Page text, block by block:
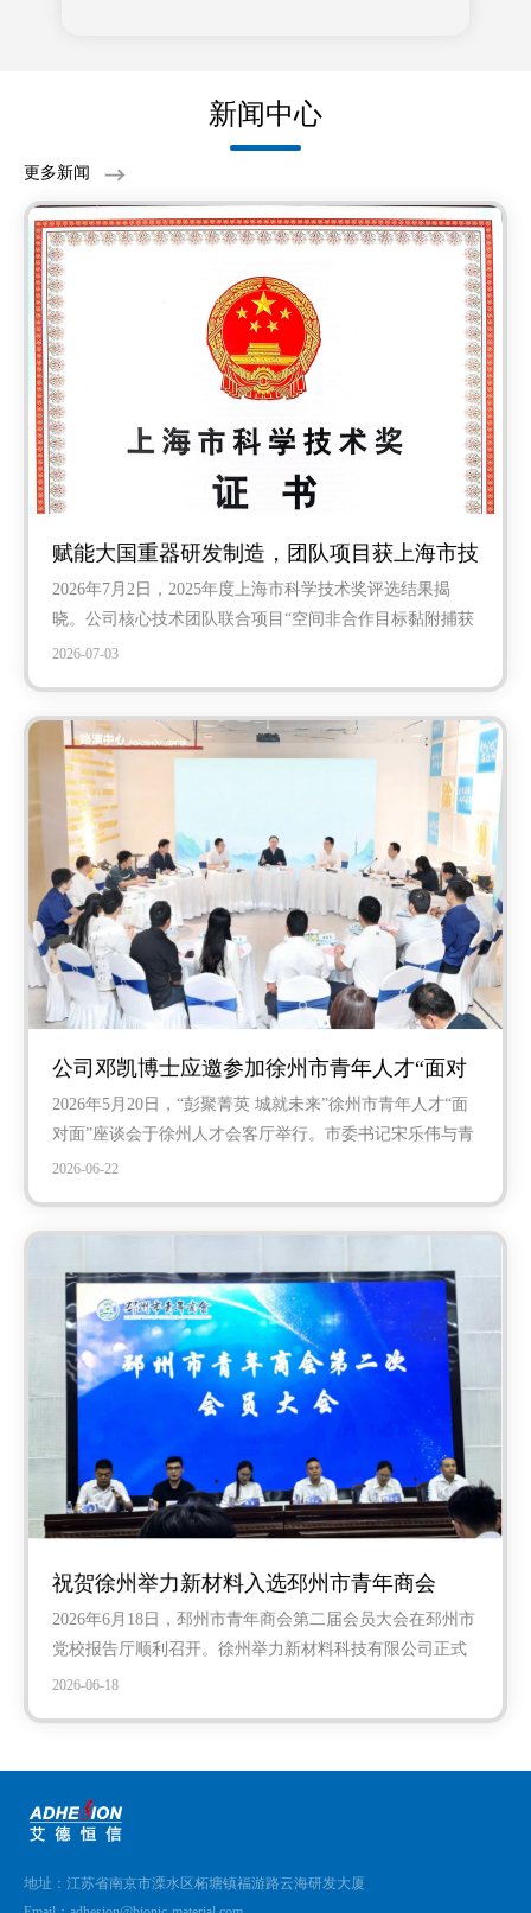
新闻中心
更多新闻
赋能大国重器研发制造，团队项目获上海市技
术发明奖一等奖
2026年7月2日，2025年度上海市科学技术奖评选结果揭
晓。公司核心技术团队联合项目“空间非合作目标黏附捕获
关键技术及应用”荣获上海市技术发明奖一等奖，彰显了团
2026-07-03
公司邓凯博士应邀参加徐州市青年人才“面对
面”交流活动
2026年5月20日，“彭聚菁英 城就未来”徐州市青年人才“面
对面”座谈会于徐州人才会客厅举行。市委书记宋乐伟与青
年人才代表座谈交流，市委常委、组织部部长薛强主持，
经济、生物医药等领域青年人才参会，围绕人才政策、科
创培育、产业协同等建言献策，交流氛围务实热烈。邓凯
博士介绍了公司研发团队、落地成果、主营产品与市场布
局，企业依托高层次研发团队，团队牵头制定了仿生干黏
附领域的首个国家标准，深耕泛半导体仿生材料表界面操
控领域，落地徐州后借助本地产业配套与人才政策，完成
产线建设、产品验证与市场开拓，在泛半导体搬运材料领
域形成独特竞争优势。
2026-06-22
祝贺徐州举力新材料入选邳州市青年商会
2026年6月18日，邳州市青年商会第二届会员大会在邳州市
党校报告厅顺利召开。徐州举力新材料科技有限公司正式
成为邳州市青年商会会员单位，公司总经理邓凯博士参
制造、商贸服务等各领域青年企业家，搭建政企沟通、产
业协作、资源互通的青年创业交流平台。能够加入邳州市
青年商会并当选理事，既是认可更是责任，企业将依托商
2026-06-18
地址：江苏省南京市溧水区柘塘镇福游路云海研发大厦